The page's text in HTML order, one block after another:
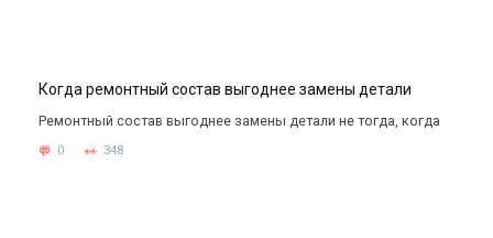
Когда ремонтный состав выгоднее замены детали
Ремонтный состав выгоднее замены детали не тогда, когда
0 348